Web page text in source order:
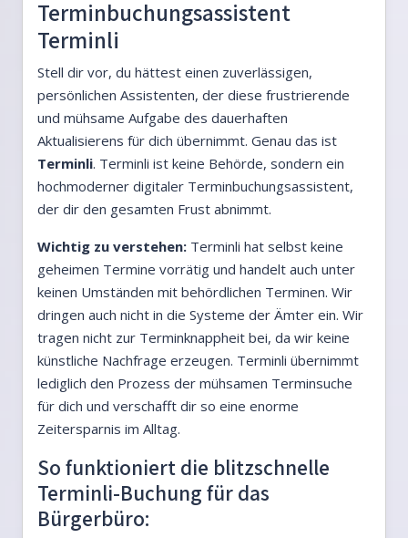
Terminbuchungsassistent
Terminli
Stell dir vor, du hättest einen zuverlässigen,
persönlichen Assistenten, der diese frustrierende
und mühsame Aufgabe des dauerhaften
Aktualisierens für dich übernimmt. Genau das ist
Terminli. Terminli ist keine Behörde, sondern ein
hochmoderner digitaler Terminbuchungsassistent,
der dir den gesamten Frust abnimmt.
Wichtig zu verstehen: Terminli hat selbst keine
geheimen Termine vorrätig und handelt auch unter
keinen Umständen mit behördlichen Terminen. Wir
dringen auch nicht in die Systeme der Ämter ein. Wir
tragen nicht zur Terminknappheit bei, da wir keine
künstliche Nachfrage erzeugen. Terminli übernimmt
lediglich den Prozess der mühsamen Terminsuche
für dich und verschafft dir so eine enorme
Zeitersparnis im Alltag.
So funktioniert die blitzschnelle
Terminli-Buchung für das
Bürgerbüro: